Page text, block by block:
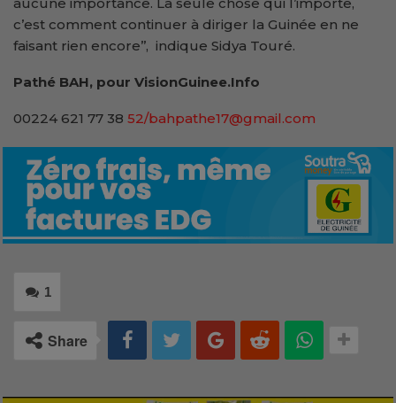
c’est comment continuer à diriger la Guinée en ne
faisant rien encore’’, indique Sidya Touré.
Pathé BAH, pour VisionGuinee.Info
00224 621 77 38 52/bahpathe17@gmail.com
1
Share